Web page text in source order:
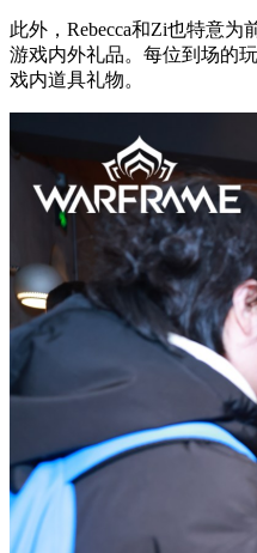
此外，Rebecca和Zi也特意
游戏内外礼品。每位到场的
戏内道具礼物。